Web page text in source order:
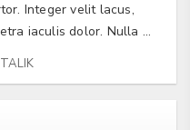
Integer velit lacus,
iaculis dolor. Nulla ...